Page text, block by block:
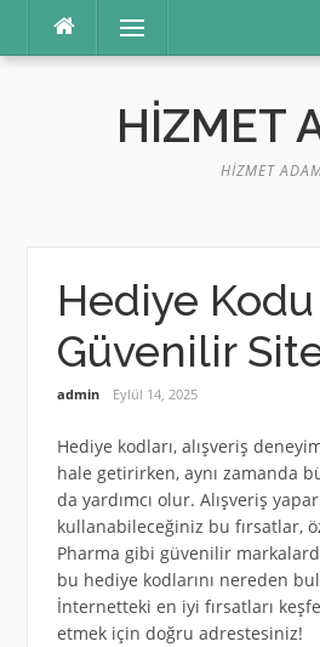
Menü
HIZMET
HIZMET
Hediye Kodu
Güvenilir
admin Eylül 14, 2025
Hediye kodları, alışveriş
hale getirirken, aynı zamanda
da yardımcı olur. Alışveriş
kullanabileceğiniz bu fırsatlar,
Pharma gibi güvenilir
bu hediye kodlarını nereden
İnternetteki en iyi fırsatları
etmek için doğru adrestesiniz!